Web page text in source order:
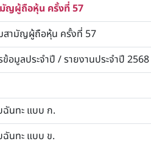
ญผู้ถือหุ้น ครั้งที่ 57
สามัญผู้ถือหุ้น ครั้งที่ 57
อมูลประจำปี / รายงานประจำปี
นทะ แบบ ก.
นทะ แบบ ข.